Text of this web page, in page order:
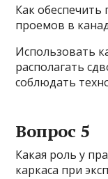
Как
проемов в
Использовать
располагать
соблюдать
Вопрос 5
Какая роль у
каркаса при